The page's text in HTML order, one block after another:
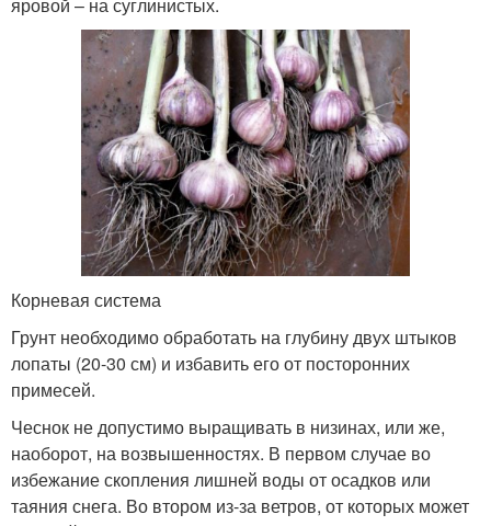
Корневая система
Грунт необходимо обработать на глубину двух штыков
лопаты (20-30 см) и избавить его от посторонних
примесей.
Чеснок не допустимо выращивать в низинах, или же,
наоборот, на возвышенностях. В первом случае во
избежание скопления лишней воды от осадков или
таяния снега. Во втором из-за ветров, от которых может